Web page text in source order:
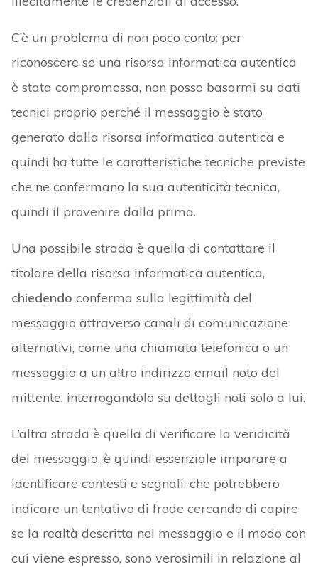
C’è un problema di non poco conto: per
riconoscere se una risorsa informatica autentica
è stata compromessa, non posso basarmi su dati
tecnici proprio perché il messaggio è stato
generato dalla risorsa informatica autentica e
quindi ha tutte le caratteristiche tecniche previste
che ne confermano la sua autenticità tecnica,
quindi il provenire dalla prima.
Una possibile strada è quella di contattare il
titolare della risorsa informatica autentica,
chiedendo conferma sulla legittimità del
messaggio attraverso canali di comunicazione
alternativi, come una chiamata telefonica o un
messaggio a un altro indirizzo email noto del
mittente, interrogandolo su dettagli noti solo a lui.
L’altra strada è quella di verificare la veridicità
del messaggio, è quindi essenziale imparare a
identificare contesti e segnali, che potrebbero
indicare un tentativo di frode cercando di capire
se la realtà descritta nel messaggio e il modo con
cui viene espresso, sono verosimili in relazione al